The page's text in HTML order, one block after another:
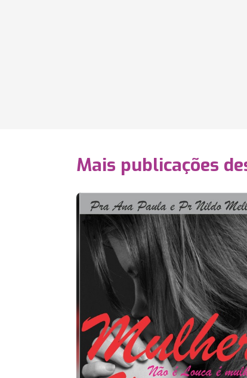
Mais publicações